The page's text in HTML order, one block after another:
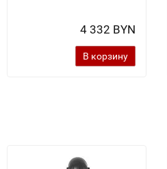
4 332 BYN
В корзину